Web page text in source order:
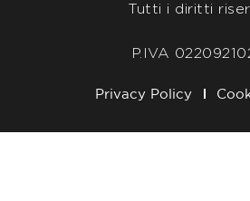
Tutti i diritti
P.IVA
Privacy Policy